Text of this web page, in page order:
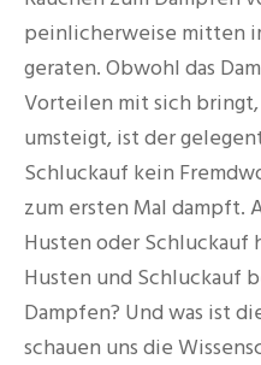
peinlicherweise mitten
geraten. Obwohl das
Vorteilen mit sich bringt,
umsteigt, ist der
Schluckauf kein
zum ersten Mal dampft.
Husten oder Schluckauf
Husten und Schluckauf
Dampfen? Und was ist
schauen uns die